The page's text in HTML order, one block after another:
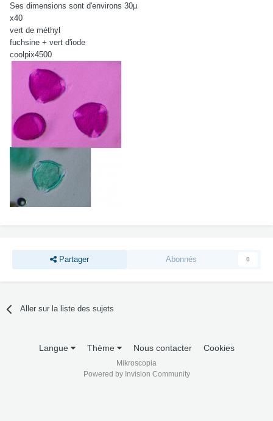
Ses dimensions sont d'environs 30µ
x40
vert de méthyl
fuchsine + vert d'iode
coolpix4500
Partager Abonnés 0
Aller sur la liste des sujets
Langue Thème Nous contacter Cookies
Mikroscopia
Powered by Invision Community